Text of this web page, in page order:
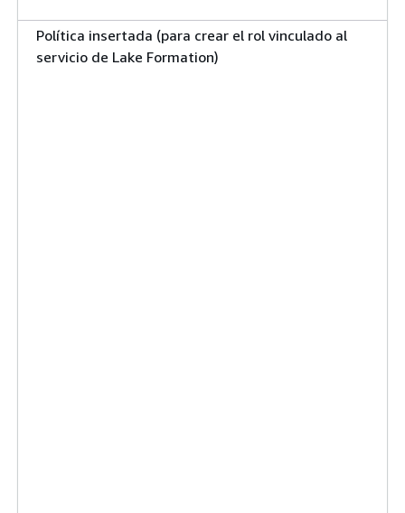
Política insertada (para crear el rol vinculado al
servicio de Lake Formation)